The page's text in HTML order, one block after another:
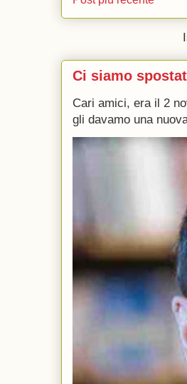
Ci siamo
Cari amici, era il 2
gli davamo una